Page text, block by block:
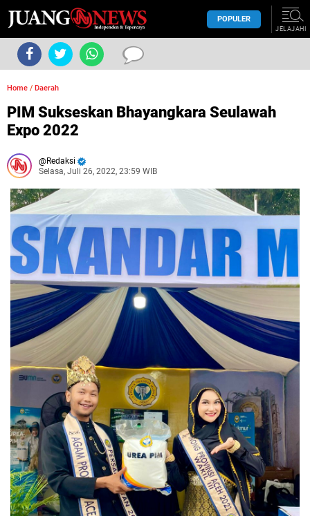
POPULER
JELAJAHI
Home / Daerah
PIM Sukseskan Bhayangkara Seulawah
Expo 2022
Redaksi
Selasa, Juli 26, 2022, 23:59 WIB